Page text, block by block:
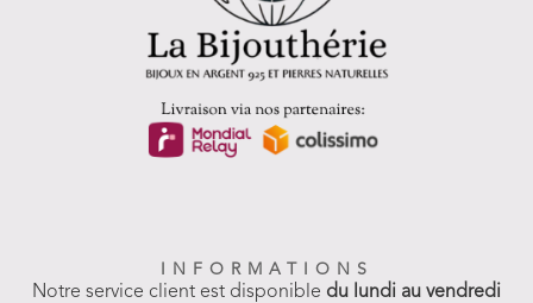
INFORMATIONS
Notre service client est disponible du lundi au vendredi